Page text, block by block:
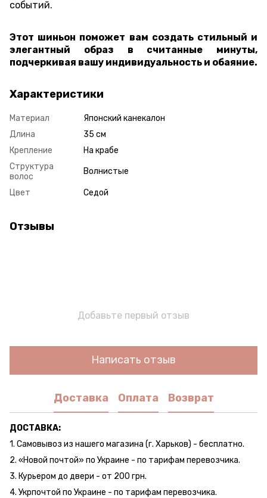
событий.
Этот шиньон поможет вам создать стильный и
элегантный образ в считанные минуты,
подчеркивая вашу индивидуальность и обаяние.
Характеристики
Материал
Японский канекалон
Длина
35 см
Крепление
На крабе
Структура
волос
Волнистые
Цвет Седой
Отзывы
Добавьте первый отзыв
Написать отзыв
Доставка Оплата Возврат
ДОСТАВКА:
1. Самовывоз из нашего магазина (г. Харьков) - бесплатно.
2. «Новой почтой» по Украине - по тарифам перевозчика.
3. Курьером до двери - от 200 грн.
4. Укрпочтой по Украине - по тарифам перевозчика.